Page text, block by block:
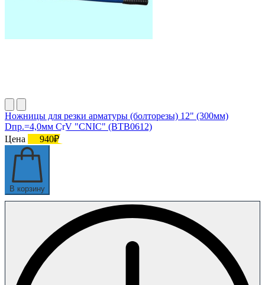
Ножницы для резки арматуры (болторезы) 12" (300мм)
Dпр.=4,0мм CrV "CNIC" (BТB0612)
Цена
940₽
В корзину